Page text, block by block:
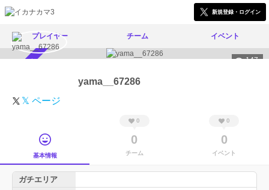
新規登録・ログイン
プレイヤー チーム イベント
147
yama__67286
𝕏 ページ
基本情報
0
0
チーム
0
0
イベント
ガチエリア